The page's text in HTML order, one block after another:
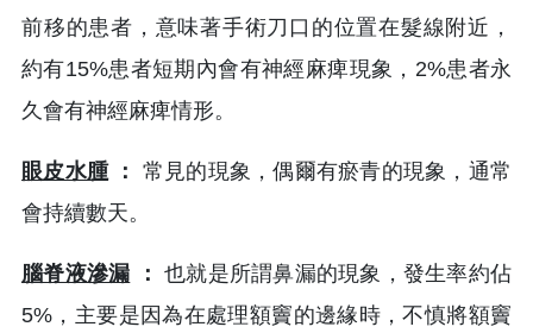
前移的患者，意味著手術刀口的位置在髮線附近，
約有15%患者短期內會有神經麻痺現象，2%患者永
久會有神經麻痺情形。
眼皮水腫 ：
常見的現象，偶爾有瘀青的現象，通常
會持續數天。
腦脊液滲漏 ： 也就是所謂鼻漏的現象，發生率約佔
5%，主要是因為在處理額竇的邊緣時，不慎將額竇